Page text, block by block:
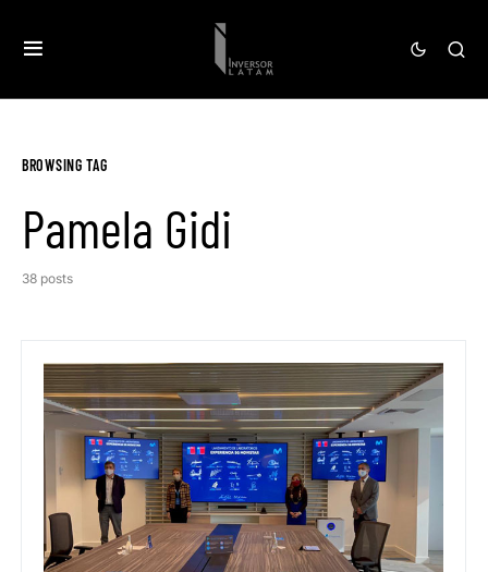
BROWSING TAG
Pamela Gidi
38 posts